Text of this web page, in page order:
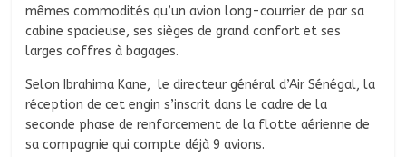
mêmes commodités qu’un avion long-courrier de par sa
cabine spacieuse, ses sièges de grand confort et ses
larges coffres à bagages.
Selon Ibrahima Kane, le directeur général d’Air Sénégal, la
réception de cet engin s’inscrit dans le cadre de la
seconde phase de renforcement de la flotte aérienne de
sa compagnie qui compte déjà 9 avions.